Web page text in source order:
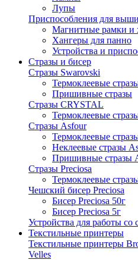
Лупы
Приспособления для
Магнитные рамки и
Хангеры для панно
Устройства и
Стразы и бисер
Стразы Swarovski
Термоклеевые
Пришивные стразы
Стразы CRYSTAL
Термоклеевые
Стразы Asfour
Термоклеевые
Неклеевые стразы
Пришивные стразы
Стразы Preciosa
Термоклеевые
Чешский бисер Preciosa
Бисер Preciosa 50г
Бисер Preciosa 5г
Устройства для работы со
Текстильные принтеры
Текстильные принтеры
Velles